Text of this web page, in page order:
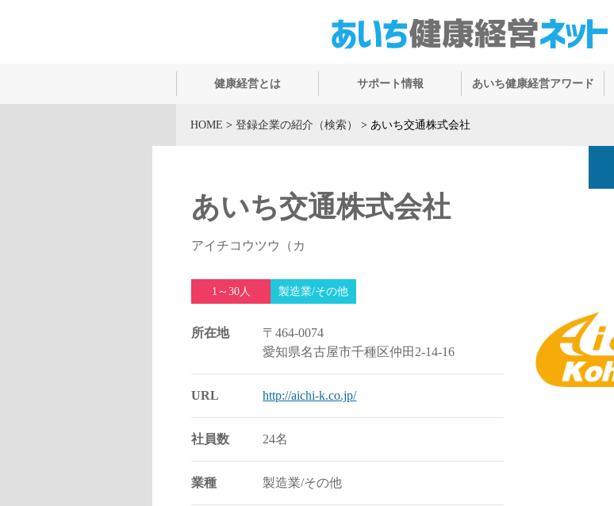
健康経営とは サポート情報 あいち健康経営アワード
HOME > 登録企業の紹介（検索） > あいち交通株式会社
あいち交通株式会社
アイチコウツウ（カ
1～30人 製造業/その他
所在地
〒464-0074
愛知県名古屋市千種区仲田2-14-16
URL http://aichi-k.co.jp/
社員数 24名
業種 製造業/その他